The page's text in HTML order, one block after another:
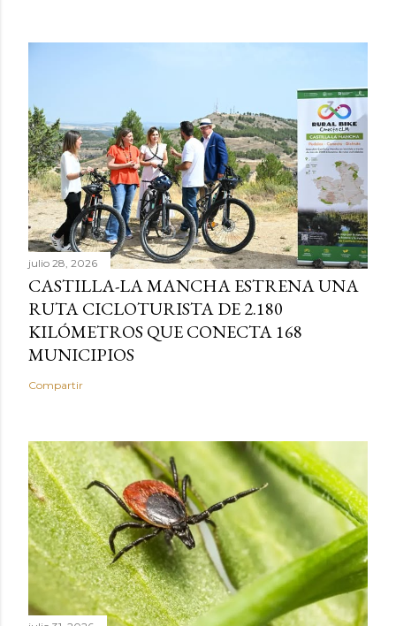
julio 28, 2026
CASTILLA-LA MANCHA ESTRENA UNA
RUTA CICLOTURISTA DE 2.180
KILÓMETROS QUE CONECTA 168
MUNICIPIOS
Compartir